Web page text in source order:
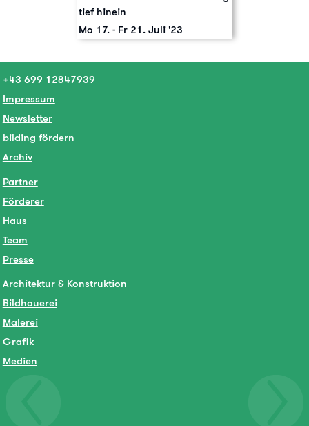
tief hinein
Mo 17. - Fr 21. Juli '23
+43 699 12847939
Impressum
Newsletter
bilding fördern
Archiv
Partner
Förderer
Haus
Team
Presse
Architektur & Konstruktion
Bildhauerei
Malerei
Grafik
Medien